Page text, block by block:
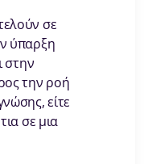
σε
ύπαρξη
στην
την ροή
είτε
σε μια